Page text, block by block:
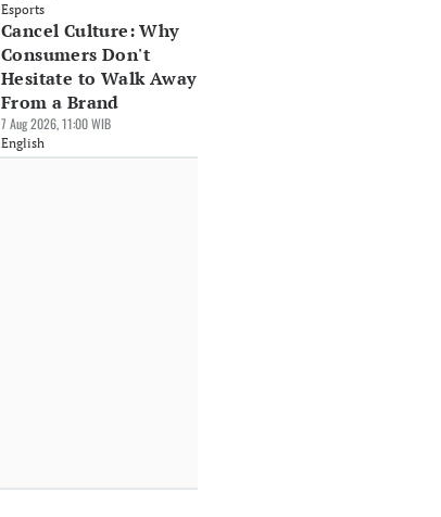
Esports
Cancel Culture: Why
Consumers Don't
Hesitate to Walk Away
From a Brand
7 Aug 2026, 11:00 WIB
English